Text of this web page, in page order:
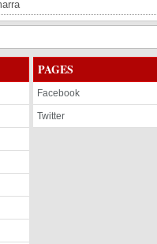
PAGES
Facebook
Twitter